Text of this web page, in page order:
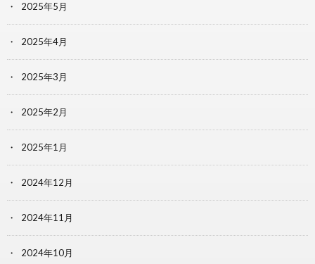
2025年5月
2025年4月
2025年3月
2025年2月
2025年1月
2024年12月
2024年11月
2024年10月